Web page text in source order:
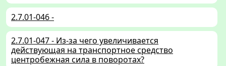
2.7.01-046 -
2.7.01-047 - Из-за чего увеличивается
действующая на транспортное средство
центробежная сила в поворотах?